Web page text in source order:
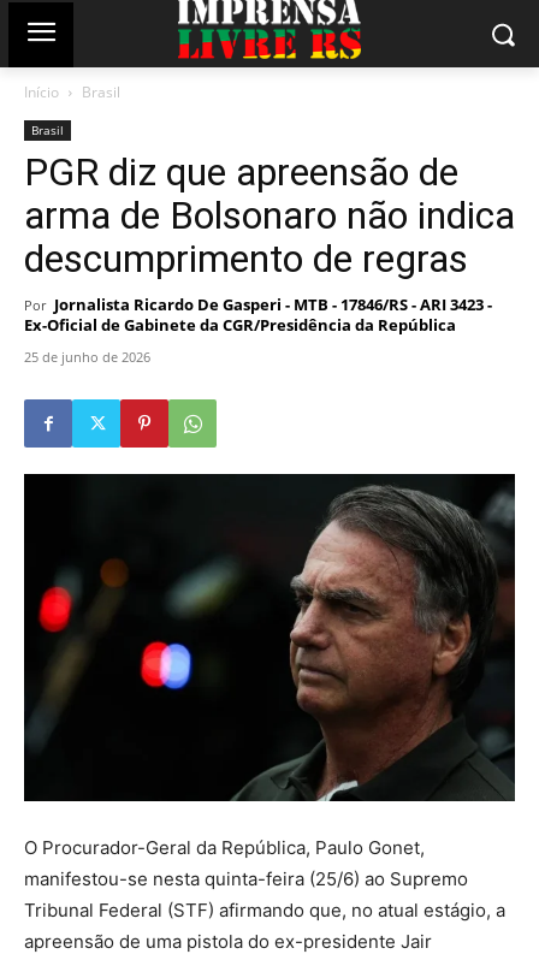
Início Brasil
Brasil
PGR diz que apreensão de
arma de Bolsonaro não indica
descumprimento de regras
Por Jornalista Ricardo De Gasperi - MTB - 17846/RS - ARI 3423 -
Ex-Oficial de Gabinete da CGR/Presidência da República
25 de junho de 2026
O Procurador-Geral da República, Paulo Gonet,
manifestou-se nesta quinta-feira (25/6) ao Supremo
Tribunal Federal (STF) afirmando que, no atual estágio, a
apreensão de uma pistola do ex-presidente Jair